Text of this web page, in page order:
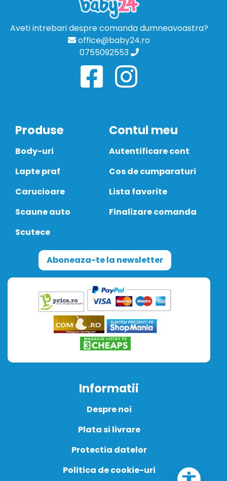
Aveti intrebari despre comanda dumneavoastra?
office@baby24.ro
0755092553
Produse
Body-uri
Lapte praf
Carucioare
Scaune auto
Scutece
Contul meu
Autentificare cont
Cos de cumparaturi
Lista favorite
Finalizare comanda
Aboneaza-te la newsletter
Informatii
Despre noi
Plata si livrare
Protectia datelor
Politica de cookie-uri